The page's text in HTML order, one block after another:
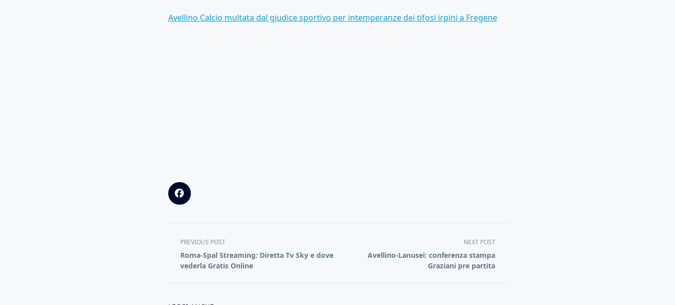
Avellino Calcio multata dal giudice sportivo per intemperanze dei tifosi irpini a Fregene
<span
class="nav-
subtitle
PREVIOUS POST
Roma-Spal Streaming: Diretta Tv Sky e dove
vederla Gratis Online
NEXT POST
Avellino-Lanusei: conferenza stampa
Graziani pre partita